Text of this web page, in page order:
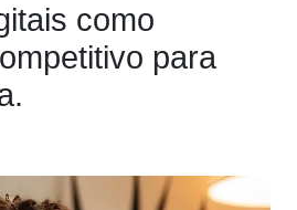
como
para